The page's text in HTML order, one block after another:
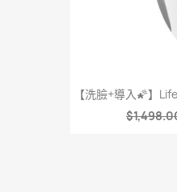
【洗臉+導入🌠】